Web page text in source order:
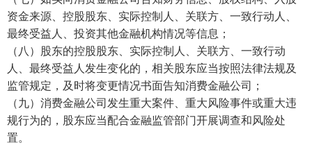
资金来源、控股股东、实际控制人、关联方、一致行动人、
最终受益人、投资其他金融机构情况等信息；
（八）股东的控股股东、实际控制人、关联方、一致行动
人、最终受益人发生变化的，相关股东应当按照法律法规及
监管规定，及时将变更情况书面告知消费金融公司；
（九）消费金融公司发生重大案件、重大风险事件或重大违
规行为的，股东应当配合金融监管部门开展调查和风险处
置。